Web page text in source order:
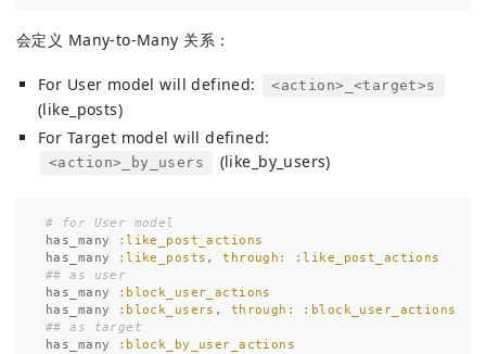
会定义 Many-to-Many 关系：
For User model will defined: <action>_<target>s
(like_posts)
For Target model will defined:
<action>_by_users (like_by_users)
# for User model
has_many
:like_post_actions
has_many
:like_posts ,
through: :like_post_actions
## as user
has_many
:block_user_actions
has_many
:block_users ,
through: :block_user_actions
## as target
has_many
:block_by_user_actions